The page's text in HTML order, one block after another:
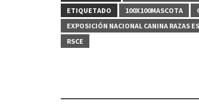
ETIQUETADO
100X100MASCOTA
EXPOSICIÓN NACIONAL CANINA RAZAS
RSCE